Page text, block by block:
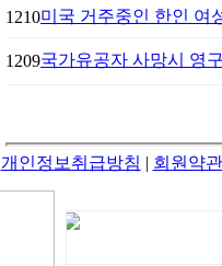
1210미국 거주중인 한인 여
1209국가유공자 사망시 영
개인정보취급방침 | 회원약관